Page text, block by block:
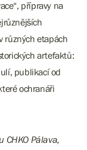
přípravy na
různých etapách
artefaktů:
publikací od
ochranáři
CHKO Pálava,